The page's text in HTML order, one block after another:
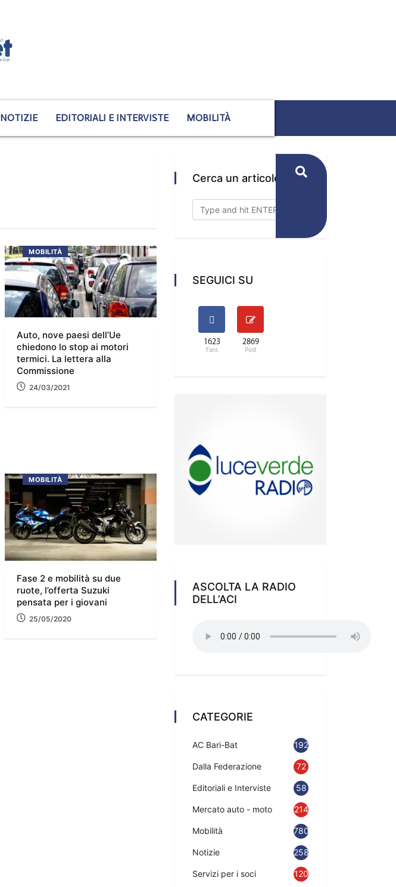
NOTIZIE EDITORIALI E INTERVISTE MOBILITÀ
MOBILITÀ
Auto, nove paesi dell’Ue
chiedono lo stop ai motori
termici. La lettera alla
Commissione
24/03/2021
MOBILITÀ
Fase 2 e mobilità su due
ruote, l’offerta Suzuki
pensata per i giovani
25/05/2020
Cerca un articolo
SEGUICI SU
1623
Fans
2869
Post
ASCOLTA LA RADIO
DELL’ACI
CATEGORIE
AC Bari-Bat 192
Dalla Federazione 72
Editoriali e Interviste 58
Mercato auto - moto 214
Mobilità 780
Notizie 2583
Servizi per i soci 120